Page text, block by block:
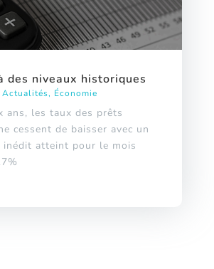
des niveaux historiques
Actualités, Économie
ans, les taux des prêts
cessent de baisser avec un
inédit atteint pour le mois